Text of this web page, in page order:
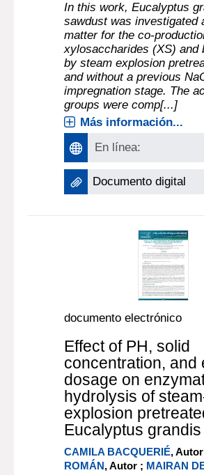
In this work, Eucalyptus
sawdust was investigated
matter for the co-
xylosaccharides (XS) and
by steam explosion
and without a previous
impregnation stage. The
groups were comp[...]
Más información...
En línea:
Documento digital
documento electrónico
Effect of PH, solid
concentration, and
dosage on
hydrolysis of
explosion
Eucalyptus
CAMILA BACQUERIÉ,
ROMÁN, Autor ; MAIRAN